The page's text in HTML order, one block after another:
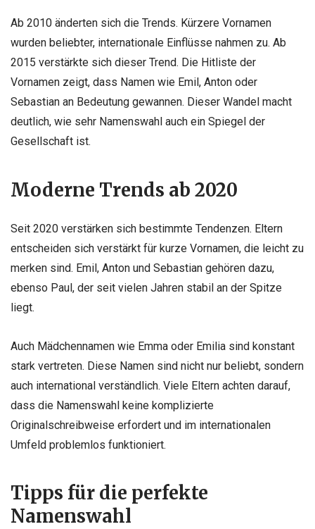
Ab 2010 änderten sich die Trends. Kürzere Vornamen
wurden beliebter, internationale Einflüsse nahmen zu. Ab
2015 verstärkte sich dieser Trend. Die Hitliste der
Vornamen zeigt, dass Namen wie Emil, Anton oder
Sebastian an Bedeutung gewannen. Dieser Wandel macht
deutlich, wie sehr Namenswahl auch ein Spiegel der
Gesellschaft ist.
Moderne Trends ab 2020
Seit 2020 verstärken sich bestimmte Tendenzen. Eltern
entscheiden sich verstärkt für kurze Vornamen, die leicht zu
merken sind. Emil, Anton und Sebastian gehören dazu,
ebenso Paul, der seit vielen Jahren stabil an der Spitze
liegt.
Auch Mädchennamen wie Emma oder Emilia sind konstant
stark vertreten. Diese Namen sind nicht nur beliebt, sondern
auch international verständlich. Viele Eltern achten darauf,
dass die Namenswahl keine komplizierte
Originalschreibweise erfordert und im internationalen
Umfeld problemlos funktioniert.
Tipps für die perfekte
Namenswahl